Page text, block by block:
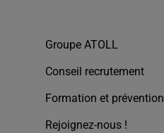
Groupe ATOLL
Conseil recrutement
Formation et prévention
Rejoignez-nous !